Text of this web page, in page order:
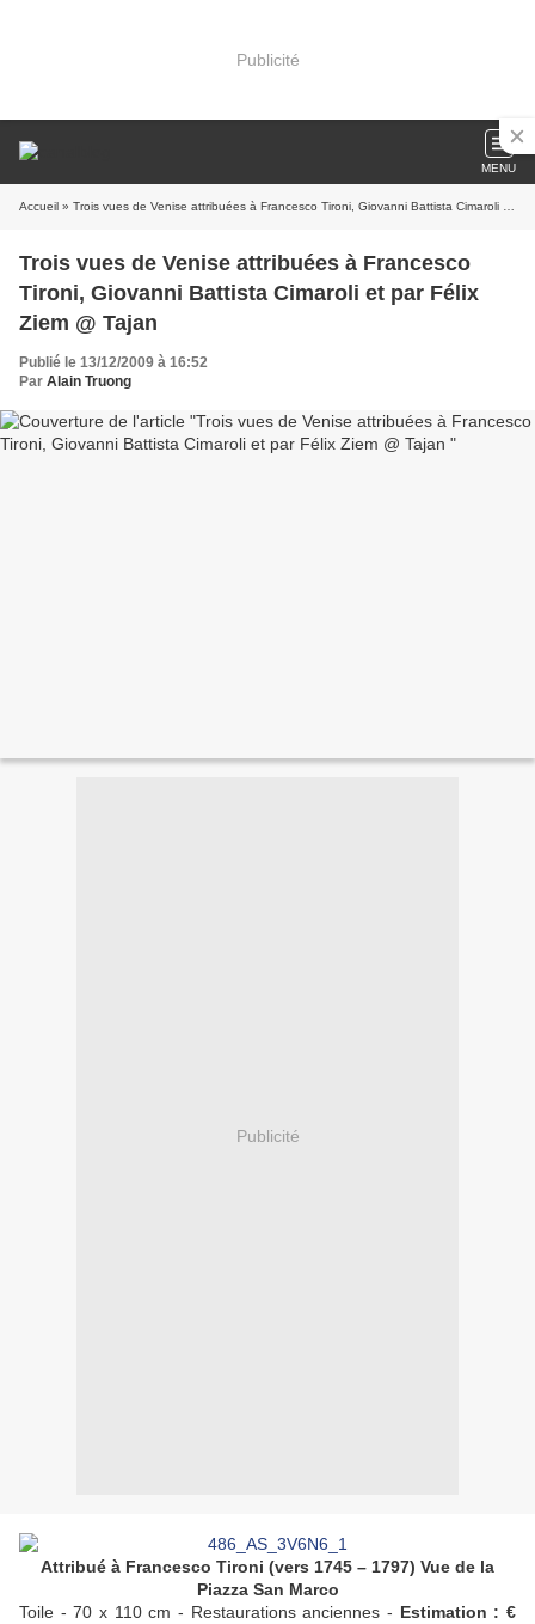
Publicité
MENU
Accueil » Trois vues de Venise attribuées à Francesco Tironi, Giovanni Battista Cimaroli et par Félix Ziem @ Tajan
Trois vues de Venise attribuées à Francesco
Tironi, Giovanni Battista Cimaroli et par Félix
Ziem @ Tajan
Publié le 13/12/2009 à 16:52
Par Alain Truong
Publicité
Attribué à Francesco Tironi (vers 1745 – 1797) Vue de la
Piazza San Marco
Toile - 70 x 110 cm - Restaurations anciennes - Estimation : €